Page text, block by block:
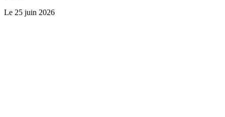
Le 25 juin 2026